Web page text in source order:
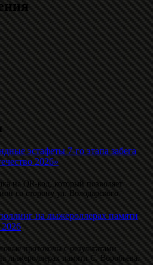
эстафеты 7-го этапа забега
2026»
на QR-код, который позволяет
со сторону ул. Володарского.
на лыжероллерах памяти
протоколы с результатами
лыжероллерах памяти С. Воробьёва.